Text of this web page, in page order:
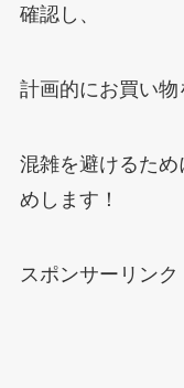
確認し、
計画的にお買い物
混雑を避けるた
めします！
スポンサーリンク